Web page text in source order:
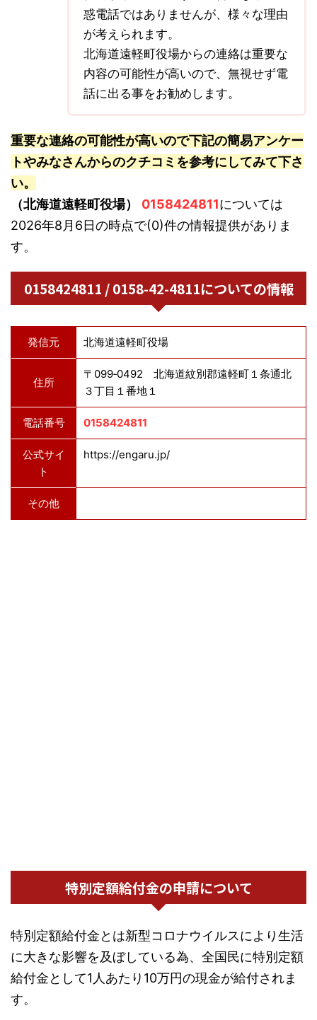
惑電話ではありませんが、様々な理由
が考えられます。
北海道遠軽町役場からの連絡は重要な
内容の可能性が高いので、無視せず電
話に出る事をお勧めします。
重要な連絡の可能性が高いので下記の簡易アンケー
トやみなさんからのクチコミを参考にしてみて下さ
い。
（北海道遠軽町役場）
0158424811については
2026年8月6日の時点で(0)件の情報提供がありま
す。
0158424811 / 0158-42-4811についての情報
発信元 北海道遠軽町役場
住所
〒099‐0492 北海道紋別郡遠軽町１条通北
３丁目１番地１
電話番号 0158424811
公式サイ
ト
https://engaru.jp/
その他
特別定額給付金の申請について
特別定額給付金とは新型コロナウイルスにより生活
に大きな影響を及ぼしている為、全国民に特別定額
給付金として1人あたり10万円の現金が給付されま
す。